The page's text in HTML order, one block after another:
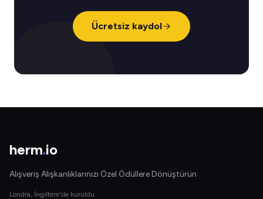
Ücretsiz kaydol
herm.io
Alışveriş Alışkanlıklarınızı Özel Ödüllere Dönüştürün
Londra, İngiltere'de kuruldu